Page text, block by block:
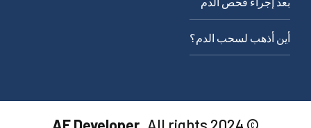
أين أذهب لسحب الدم؟